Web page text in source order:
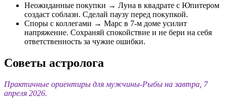
Неожиданные покупки → Луна в квадрате с Юпитером
создаст соблазн. Сделай паузу перед покупкой.
Споры с коллегами → Марс в 7-м доме усилит
напряжение. Сохраняй спокойствие и не бери на себя
ответственность за чужие ошибки.
Советы астролога
Практичные ориентиры для мужчины-Рыбы на завтра, 7
апреля 2026.